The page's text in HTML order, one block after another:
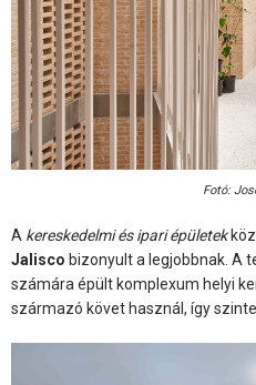
Fotó:
A kereskedelmi és ipari épületek
Jalisco bizonyult a legjobbnak. A
számára épült komplexum helyi
származó követ használ, így